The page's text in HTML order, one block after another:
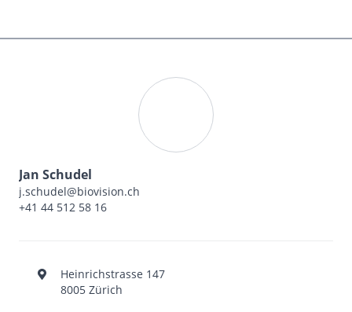
Jan Schudel
j.schudel@biovision.ch
+41 44 512 58 16
Heinrichstrasse 147
8005 Zürich